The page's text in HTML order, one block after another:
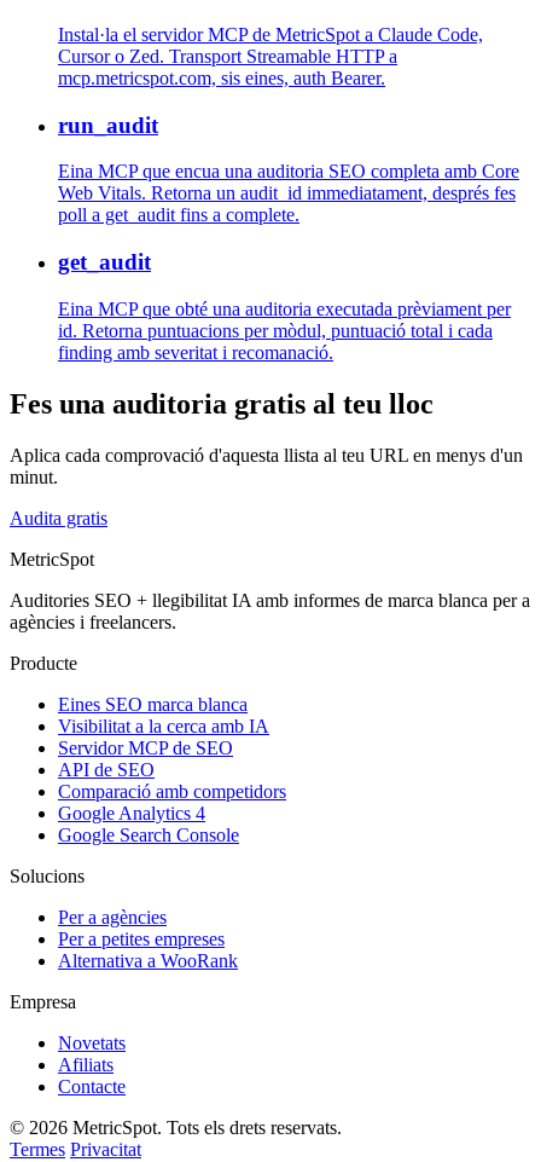
Instal·la el servidor MCP de MetricSpot a Claude Code,
Cursor o Zed. Transport Streamable HTTP a
mcp.metricspot.com, sis eines, auth Bearer.
run_audit
Eina MCP que encua una auditoria SEO completa amb Core
Web Vitals. Retorna un audit_id immediatament, després fes
poll a get_audit fins a complete.
get_audit
Eina MCP que obté una auditoria executada prèviament per
id. Retorna puntuacions per mòdul, puntuació total i cada
finding amb severitat i recomanació.
Fes una auditoria gratis al teu lloc
Aplica cada comprovació d'aquesta llista al teu URL en menys d'un
minut.
Audita gratis
MetricSpot
Auditories SEO + llegibilitat IA amb informes de marca blanca per a
agències i freelancers.
Producte
Eines SEO marca blanca
Visibilitat a la cerca amb IA
Servidor MCP de SEO
API de SEO
Comparació amb competidors
Google Analytics 4
Google Search Console
Solucions
Per a agències
Per a petites empreses
Alternativa a WooRank
Empresa
Novetats
Afiliats
Contacte
© 2026 MetricSpot. Tots els drets reservats.
Termes Privacitat